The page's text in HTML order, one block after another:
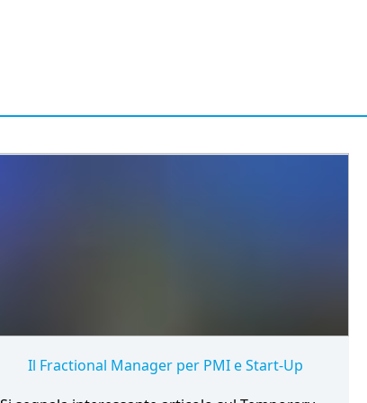
Il Fractional Manager per PMI e Start-Up